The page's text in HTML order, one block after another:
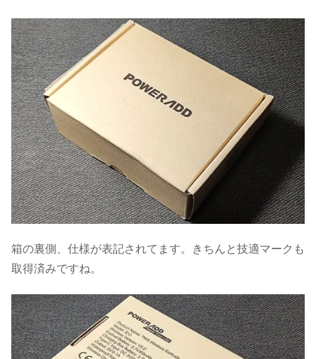
箱の裏側、仕様が表記されてます。きちんと技適マークも
取得済みですね。